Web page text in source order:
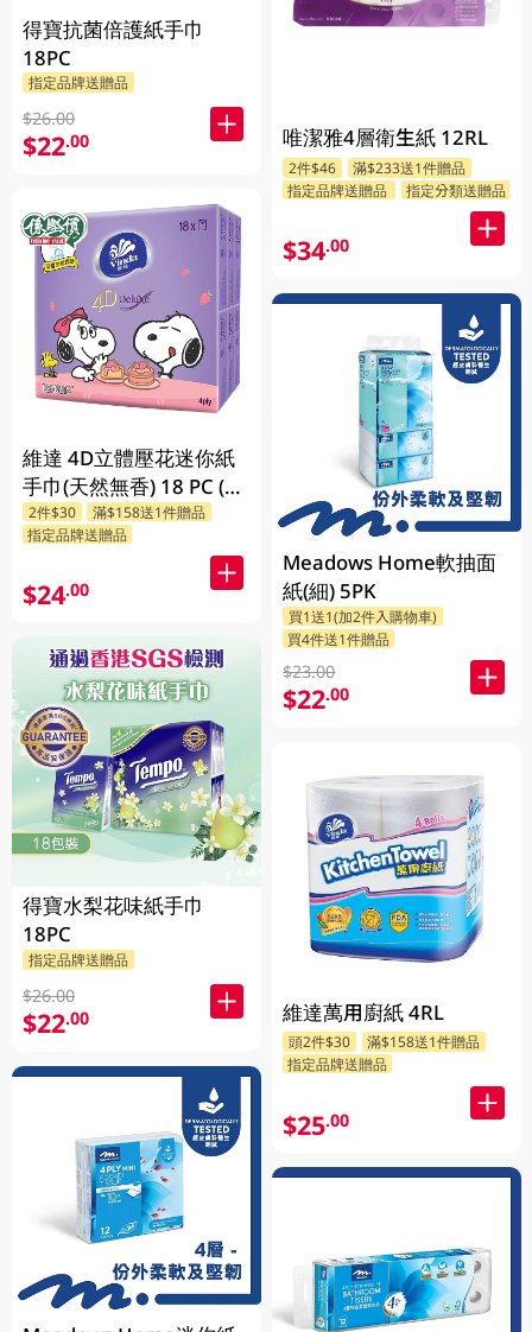
得寶抗菌倍護紙手巾
18PC
指定品牌送贈品
$26.00
$22.00
維達 4D立體壓花迷你紙
手巾(天然無香) 18 PC (款
式隨機發送)
2件$30
滿$158送1件贈品
指定品牌送贈品
$24.00
得寶水梨花味紙手巾
18PC
指定品牌送贈品
$26.00
$22.00
唯潔雅4層衛生紙 12RL
2件$46
滿$233送1件贈品
指定品牌送贈品
指定分類送贈品
$34.00
Meadows Home軟抽面
紙(細) 5PK
買1送1(加2件入購物車)
買4件送1件贈品
$23.00
$22.00
維達萬用廚紙 4RL
頭2件$30
滿$158送1件贈品
指定品牌送贈品
$25.00